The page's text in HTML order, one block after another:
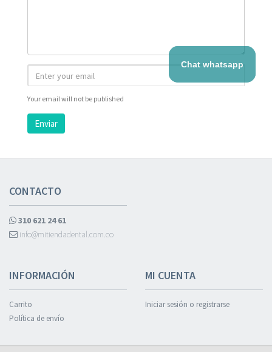
Your email will not be published
Enviar
CONTACTO
310 621 24 61
info@mitiendadental.com.co
INFORMACIÓN
Carrito
Política de envío
MI CUENTA
Iniciar sesión o registrarse
Chat whatsapp